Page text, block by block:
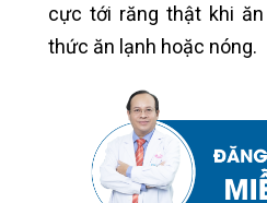
cực tới răng thật khi
thức ăn lạnh hoặc nóng.